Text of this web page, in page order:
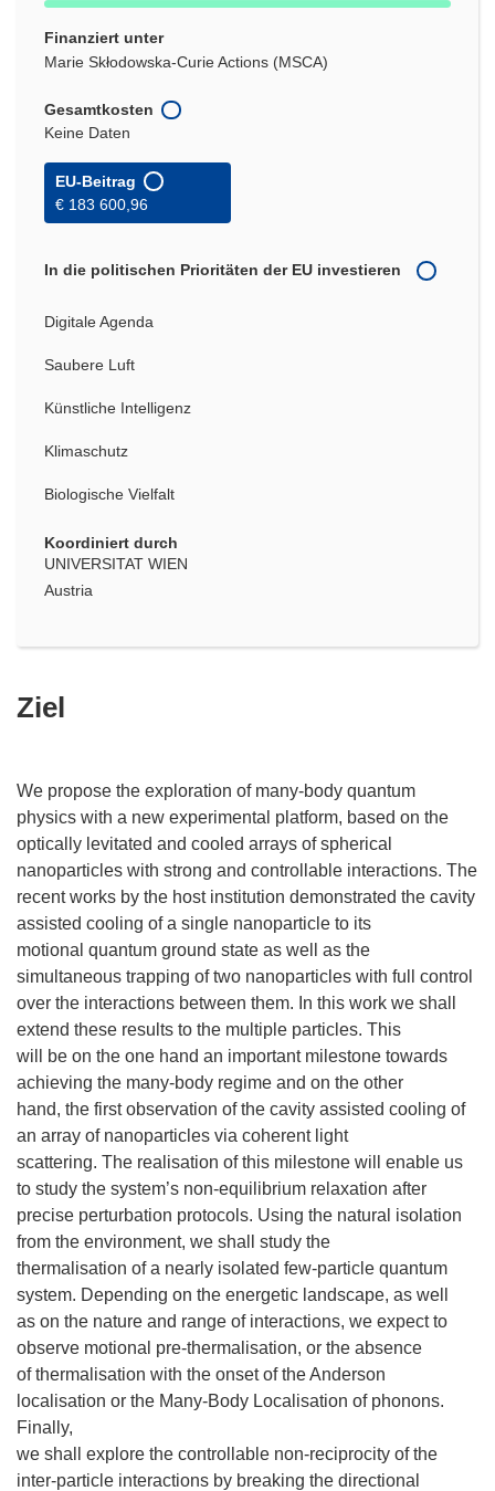
Finanziert unter
Marie Skłodowska-Curie Actions (MSCA)
Gesamtkosten
Keine Daten
EU-Beitrag
€ 183 600,96
In die politischen Prioritäten der EU investieren
Digitale Agenda
Saubere Luft
Künstliche Intelligenz
Klimaschutz
Biologische Vielfalt
Koordiniert durch
UNIVERSITAT WIEN
Austria
Ziel
We propose the exploration of many-body quantum
physics with a new experimental platform, based on the
optically levitated and cooled arrays of spherical
nanoparticles with strong and controllable interactions. The
recent works by the host institution demonstrated the cavity
assisted cooling of a single nanoparticle to its
motional quantum ground state as well as the
simultaneous trapping of two nanoparticles with full control
over the interactions between them. In this work we shall
extend these results to the multiple particles. This
will be on the one hand an important milestone towards
achieving the many-body regime and on the other
hand, the first observation of the cavity assisted cooling of
an array of nanoparticles via coherent light
scattering. The realisation of this milestone will enable us
to study the system’s non-equilibrium relaxation after
precise perturbation protocols. Using the natural isolation
from the environment, we shall study the
thermalisation of a nearly isolated few-particle quantum
system. Depending on the energetic landscape, as well
as on the nature and range of interactions, we expect to
observe motional pre-thermalisation, or the absence
of thermalisation with the onset of the Anderson
localisation or the Many-Body Localisation of phonons.
Finally,
we shall explore the controllable non-reciprocity of the
inter-particle interactions by breaking the directional